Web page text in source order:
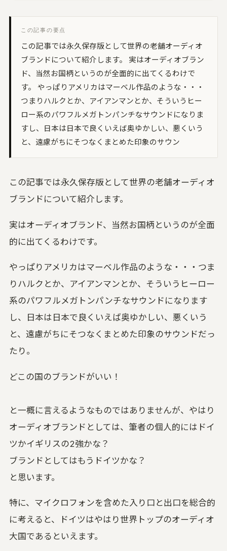
この記事の要点
この記事では永久保存版として世界の老舗オーディオ
ブランドについて紹介します。 実はオーディオブラン
ド、当然お国柄というのが全面的に出てくるわけで
す。 やっぱりアメリカはマーベル作品のような・・・
つまりハルクとか、アイアンマンとか、そういうヒー
ロー系のパワフルメガトンパンチなサウンドになりま
すし、日本は日本で良くいえば奥ゆかしい、悪くいう
と、遠慮がちにそつなくまとめた印象のサウン
この記事では永久保存版として世界の老舗オーディオ
ブランドについて紹介します。
実はオーディオブランド、当然お国柄というのが全面
的に出てくるわけです。
やっぱりアメリカはマーベル作品のような・・・つま
りハルクとか、アイアンマンとか、そういうヒーロー
系のパワフルメガトンパンチなサウンドになります
し、日本は日本で良くいえば奥ゆかしい、悪くいう
と、遠慮がちにそつなくまとめた印象のサウンドだっ
たり。
どこの国のブランドがいい！
と一概に言えるようなものではありませんが、やはり
オーディオブランドとしては、筆者の個人的にはドイ
ツかイギリスの2強かな？
ブランドとしてはもうドイツかな？
と思います。
特に、マイクロフォンを含めた入り口と出口を総合的
に考えると、ドイツはやはり世界トップのオーディオ
大国であるといえます。